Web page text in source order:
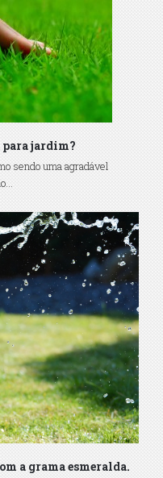
jardim?
sendo uma agradável
a grama esmeralda.